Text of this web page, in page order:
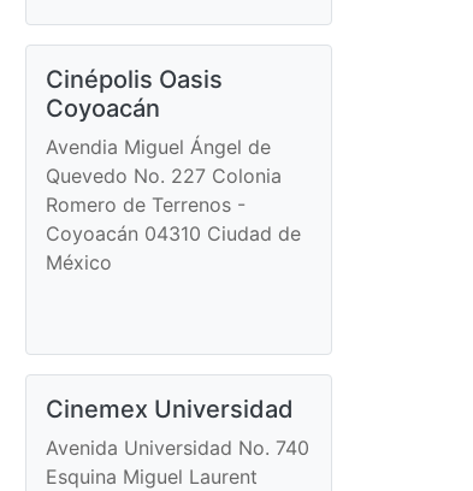
Cinépolis Oasis
Coyoacán
Avendia Miguel Ángel de
Quevedo No. 227 Colonia
Romero de Terrenos -
Coyoacán 04310 Ciudad de
México
Cinemex Universidad
Avenida Universidad No. 740
Esquina Miguel Laurent